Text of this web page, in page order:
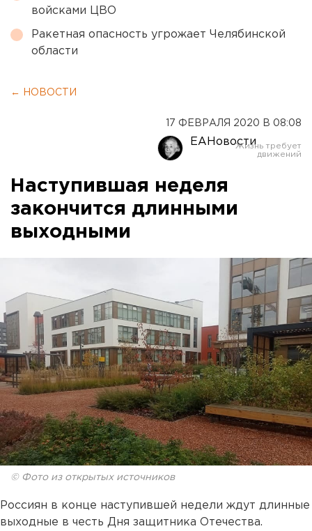
войсками ЦВО
Ракетная опасность угрожает Челябинской
области
← НОВОСТИ
17 ФЕВРАЛЯ 2020 В 08:08
ЕАНовости
Наступившая неделя
закончится длинными
выходными
© Фото из открытых источников
Россиян в конце наступившей недели ждут длинные
выходные в честь Дня защитника Отечества.